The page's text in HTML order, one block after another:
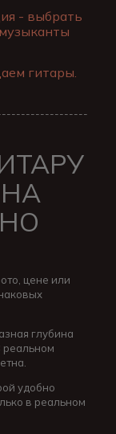
- выбрать
гитары.
цене или
глубина
реальном
удобно
в реальном